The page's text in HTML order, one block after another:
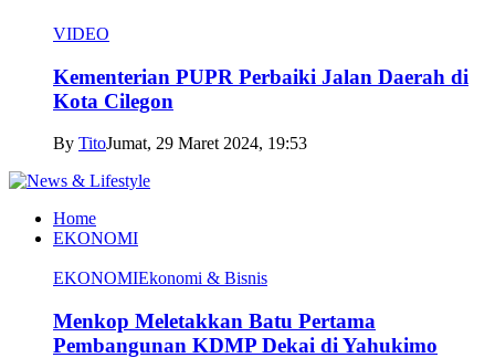
VIDEO
Kementerian PUPR Perbaiki Jalan Daerah di
Kota Cilegon
By TitoJumat, 29 Maret 2024, 19:53
Home
EKONOMI
EKONOMIEkonomi & Bisnis
Menkop Meletakkan Batu Pertama
Pembangunan KDMP Dekai di Yahukimo